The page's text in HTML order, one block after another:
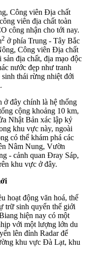
Công viên Địa chất
viên địa chất toàn
công nhận cho tới nay.
2 ở phía Trung - Tây Bắc
Công viên Địa chất
địa chất, địa mạo độc
nước đẹp như tranh
thái rừng nhiệt đới
ở đây chính là hệ thống
cộng khoảng 10 km,
Nhật Bản xác lập kỷ
khu vực này, ngoài
có thể khám phá các
Nâm Nung, Vườn
- cảnh quan Đray Sáp,
khu vực ở đây.
hoạt động văn hoá, thể
trữ sinh quyển thế giới
hiện nay có một
với một lượng lớn du
lên đỉnh Radar để
khu vực Đà Lạt, khu